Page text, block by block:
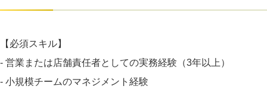
【必須スキル】
- 営業または店舗責任者としての実務経験（3年以上）
- 小規模チームのマネジメント経験